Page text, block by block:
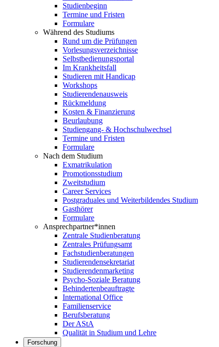
Studienbeginn
Termine und Fristen
Formulare
Während des Studiums
Rund um die Prüfungen
Vorlesungsverzeichnisse
Selbstbedienungsportal
Im Krankheitsfall
Studieren mit Handicap
Workshops
Studierendenausweis
Rückmeldung
Kosten & Finanzierung
Beurlaubung
Studiengang- & Hochschulwechsel
Termine und Fristen
Formulare
Nach dem Studium
Exmatrikulation
Promotionsstudium
Zweitstudium
Career Services
Postgraduales und Weiterbildendes Studium
Gasthörer
Formulare
Ansprechpartner*innen
Zentrale Studienberatung
Zentrales Prüfungsamt
Fachstudienberatungen
Studierendensekretariat
Studierendenmarketing
Psycho-Soziale Beratung
Behindertenbeauftragte
International Office
Familienservice
Berufsberatung
Der AStA
Qualität in Studium und Lehre
Forschung